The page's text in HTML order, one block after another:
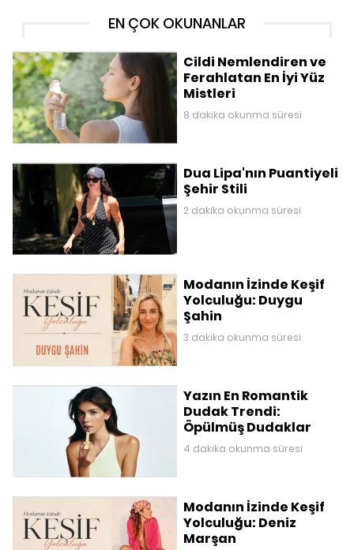
EN ÇOK OKUNANLAR
Cildi Nemlendiren ve
Ferahlatan En İyi Yüz
Mistleri
8 dakika okunma süresi
Dua Lipa'nın Puantiyeli
Şehir Stili
2 dakika okunma süresi
Modanın İzinde Keşif
Yolculuğu: Duygu
Şahin
3 dakika okunma süresi
Yazın En Romantik
Dudak Trendi:
Öpülmüş Dudaklar
4 dakika okunma süresi
Modanın İzinde Keşif
Yolculuğu: Deniz
Marşan